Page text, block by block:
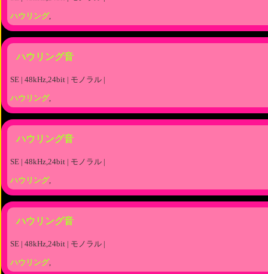
ハウリング,
ハウリング音
SE | 48kHz,24bit | モノラル |
ハウリング,
ハウリング音
SE | 48kHz,24bit | モノラル |
ハウリング,
ハウリング音
SE | 48kHz,24bit | モノラル |
ハウリング,